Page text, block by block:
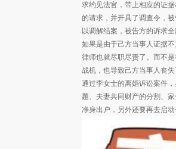
求约见法官，带上相应的证
的请求，并开具了调查令，
以调解结案，被告方的诉求
如果是由于己方当事人证据
律师也就尽职尽责了。而不
战机，也导致己方当事人丧
通过李女士的离婚诉讼案件
题、夫妻共同财产的分割、
净身出户，另外还要再去启